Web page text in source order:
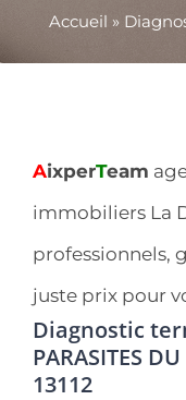
Accueil »
AixperTeam
immobiliers La
professionnels,
juste prix pour
Diagnostic
PARASITES
13112